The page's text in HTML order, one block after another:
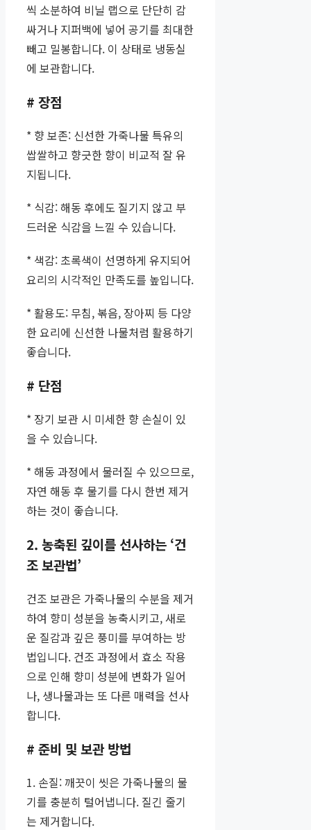
씩 소분하여 비닐 랩으로 단단히 감
싸거나 지퍼백에 넣어 공기를 최대한
빼고 밀봉합니다. 이 상태로 냉동실
에 보관합니다.
# 장점
* 향 보존: 신선한 가죽나물 특유의
쌉쌀하고 향긋한 향이 비교적 잘 유
지됩니다.
* 식감: 해동 후에도 질기지 않고 부
드러운 식감을 느낄 수 있습니다.
* 색감: 초록색이 선명하게 유지되어
요리의 시각적인 만족도를 높입니다.
* 활용도: 무침, 볶음, 장아찌 등 다양
한 요리에 신선한 나물처럼 활용하기
좋습니다.
# 단점
* 장기 보관 시 미세한 향 손실이 있
을 수 있습니다.
* 해동 과정에서 물러질 수 있으므로,
자연 해동 후 물기를 다시 한번 제거
하는 것이 좋습니다.
2. 농축된 깊이를 선사하는 ‘건
조 보관법’
건조 보관은 가죽나물의 수분을 제거
하여 향미 성분을 농축시키고, 새로
운 질감과 깊은 풍미를 부여하는 방
법입니다. 건조 과정에서 효소 작용
으로 인해 향미 성분에 변화가 일어
나, 생나물과는 또 다른 매력을 선사
합니다.
# 준비 및 보관 방법
1. 손질: 깨끗이 씻은 가죽나물의 물
기를 충분히 털어냅니다. 질긴 줄기
는 제거합니다.